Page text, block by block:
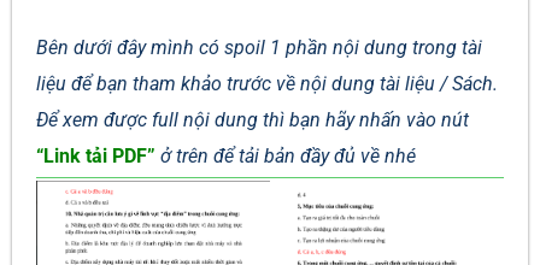
Bên dưới đây mình có spoil 1 phần nội dung trong tài
liệu để bạn tham khảo trước về nội dung tài liệu / Sách.
Để xem được full nội dung thì bạn hãy nhấn vào nút
“Link tải PDF” ở trên để tải bản đầy đủ về nhé